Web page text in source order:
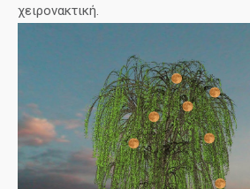
χειρονακτική.